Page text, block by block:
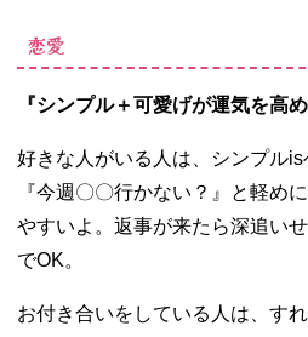
恋愛
『シンプル＋可愛げが運気を高め
好きな人がいる人は、シンプルis
『今週〇〇行かない？』と軽め
やすいよ。返事が来たら深追い
でOK。
お付き合いをしている人は、す